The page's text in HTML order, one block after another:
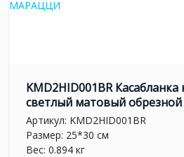
KMD2HID001BR
светлый матовый обрезной
Артикул: KMD2HID001BR
Размер: 25*30 см
Вес: 0.894 кг